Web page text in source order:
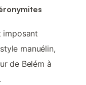
imposant
manuélin,
de Belém à